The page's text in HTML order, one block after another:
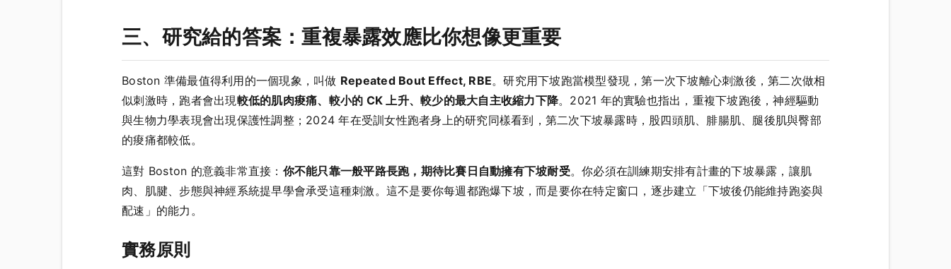
三、研究給的答案：重複暴露效應比你想像更重要
Boston 準備最值得利用的一個現象，叫做 Repeated Bout Effect, RBE。研究用下坡跑當模型發現，第一次下坡離心刺激後，第二次做相
似刺激時，跑者會出現較低的肌肉痠痛、較小的 CK 上升、較少的最大自主收縮力下降。2021 年的實驗也指出，重複下坡跑後，神經驅動
與生物力學表現會出現保護性調整；2024 年在受訓女性跑者身上的研究同樣看到，第二次下坡暴露時，股四頭肌、腓腸肌、腿後肌與臀部
的痠痛都較低。
這對 Boston 的意義非常直接： 你不能只靠一般平路長跑，期待比賽日自動擁有下坡耐受。你必須在訓練期安排有計畫的下坡暴露，讓肌
肉、肌腱、步態與神經系統提早學會承受這種刺激。這不是要你每週都跑爆下坡，而是要你在特定窗口，逐步建立「下坡後仍能維持跑姿與
配速」的能力。
實務原則